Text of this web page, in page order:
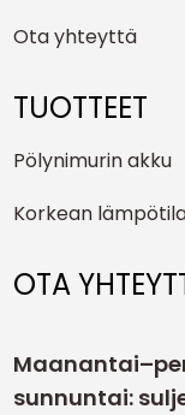
Ota yhteyttä
TUOTTEET
Pölynimurin akku
Korkean
OTA
sunnuntai: